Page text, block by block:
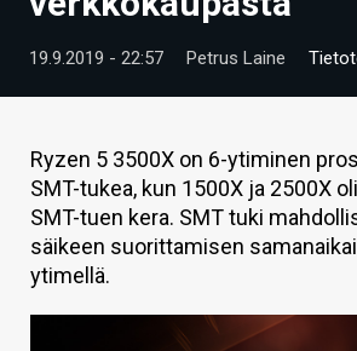
VIDEOT
TECHBBS
TIETOA
HINTA.FI
KAUPPA
19.9.2019 - 22:57 Petrus Laine
Ryzen 5 3500X on 6-ytiminen
SMT-tukea, kun 1500X ja 2500X
SMT-tuen kera. SMT tuki
säikeen suorittamisen
ytimellä.